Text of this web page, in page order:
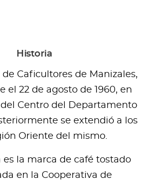
Historia
de Caficultores de Manizales,
el 22 de agosto de 1960, en
Centro del Departamento
se extendió a los
Oriente del mismo.
es la marca de café tostado
en la Cooperativa de